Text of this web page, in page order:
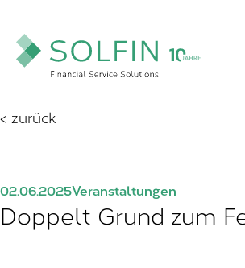
< zurück
02.06.2025Veranstaltungen
Doppelt Grund zum